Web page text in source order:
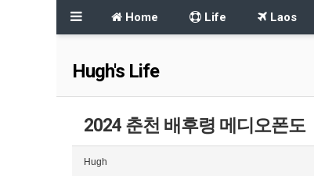
Home Life Laos
Hugh's Life
2024 춘천 배후령 메디오폰도
Hugh